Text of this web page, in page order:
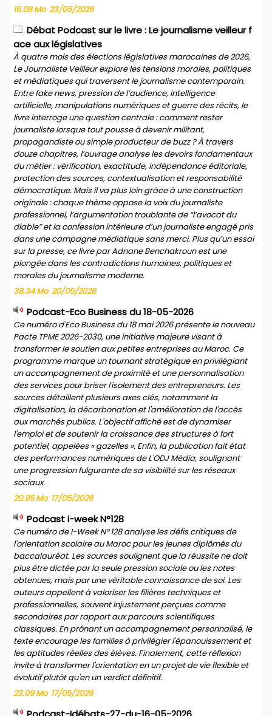
16.08 Mo 23/05/2026
Débat Podcast sur le livre : Le journalisme veilleur f
ace aux législatives
À quatre mois des élections législatives marocaines de 2026,
Le Journaliste Veilleur explore les tensions morales, politiques
et médiatiques qui traversent le journalisme contemporain.
Entre fake news, pression de l’audience, intelligence
artificielle, manipulations numériques et guerre des récits, le
livre interroge une question centrale : comment rester
journaliste lorsque tout pousse à devenir militant,
propagandiste ou simple producteur de buzz ? À travers
douze chapitres, l’ouvrage analyse les devoirs fondamentaux
du métier : vérification, exactitude, indépendance éditoriale,
protection des sources, contextualisation et responsabilité
démocratique. Mais il va plus loin grâce à une construction
originale : chaque thème oppose la voix du journaliste
professionnel, l’argumentation troublante de “l’avocat du
diable” et la confession intérieure d’un journaliste engagé pris
dans une campagne médiatique sans merci. Plus qu’un essai
sur la presse, ce livre par Adnane Benchakroun est une
plongée dans les contradictions humaines, politiques et
morales du journalisme moderne.
38.34 Mo 20/05/2026
Podcast-Eco Business du 18-05-2026
Ce numéro d'Eco Business du 18 mai 2026 présente le nouveau
Pacte TPME 2026-2030, une initiative majeure visant à
transformer le soutien aux petites entreprises au Maroc. Ce
programme marque un tournant stratégique en privilégiant
un accompagnement de proximité et une personnalisation
des services pour briser l'isolement des entrepreneurs. Les
sources détaillent plusieurs axes clés, notamment la
digitalisation, la décarbonation et l'amélioration de l'accès
aux marchés publics. L'objectif affiché est de dynamiser
l'emploi et de soutenir la croissance des structures à fort
potentiel, appelées « gazelles ». Enfin, la publication fait état
des performances numériques de L'ODJ Média, soulignant
une progression fulgurante de sa visibilité sur les réseaux
sociaux.
20.95 Mo 17/05/2026
Podcast i-week N°128
Ce numéro de I-Week N° 128 analyse les défis critiques de
l'orientation scolaire au Maroc pour les jeunes diplômés du
baccalauréat. Les sources soulignent que la réussite ne doit
plus être dictée par la seule pression sociale ou les notes
obtenues, mais par une véritable connaissance de soi. Les
auteurs appellent à valoriser les filières techniques et
professionnelles, souvent injustement perçues comme
secondaires par rapport aux parcours scientifiques
classiques. En prônant un accompagnement personnalisé, le
texte encourage les familles à privilégier l'épanouissement et
les aptitudes réelles des élèves. Finalement, cette réflexion
invite à transformer l'orientation en un projet de vie flexible et
évolutif plutôt qu'en un verdict définitif.
23.09 Mo 17/05/2026